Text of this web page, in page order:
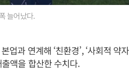
늘어났다.
과 연계해 ‘친환경’, ‘사회적 약
액을 합산한 수치다.